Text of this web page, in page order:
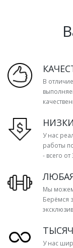
В
У нас
работы
- всего
Мы
Берёмся
У нас